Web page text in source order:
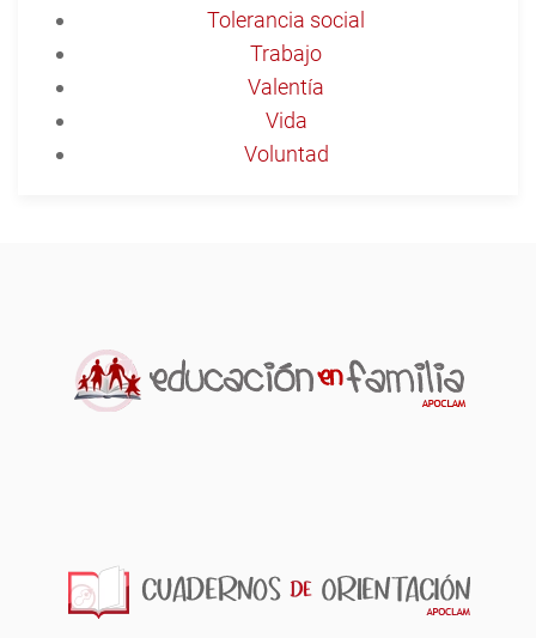
Tolerancia social
Trabajo
Valentía
Vida
Voluntad